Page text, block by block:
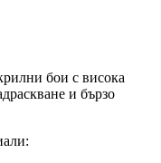
бои с висока
и бързо